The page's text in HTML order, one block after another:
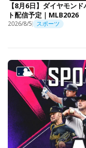
【8月6日】ダイヤモン
ト配信予定｜MLB2026
2026/8/5 スポーツ